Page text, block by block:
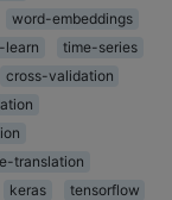
word-embeddings
learn
time-series
cross-validation
translation
keras
tensorflow